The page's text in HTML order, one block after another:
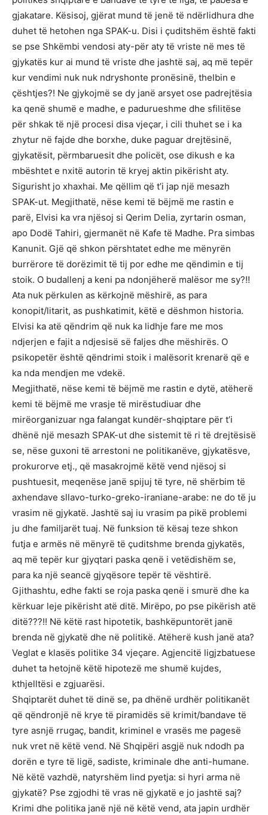
gjakatare. Kësisoj, gjërat mund të jenë të ndërlidhura dhe
duhet të hetohen nga SPAK-u. Disi i çuditshëm është fakti
se pse Shkëmbi vendosi aty-për aty të vriste në mes të
gjykatës kur ai mund të vriste dhe jashtë saj, aq më tepër
kur vendimi nuk nuk ndryshonte pronësinë, thelbin e
çështjes?! Ne gjykojmë se dy janë arsyet ose padrejtësia
ka qenë shumë e madhe, e padurueshme dhe sfilitëse
për shkak të një procesi disa vjeçar, i cili thuhet se i ka
zhytur në fajde dhe borxhe, duke paguar drejtësinë,
gjykatësit, përmbaruesit dhe policët, ose dikush e ka
mbështet e nxitë autorin të kryej aktin pikërisht aty.
Sigurisht jo xhaxhai. Me qëllim që t’i jap një mesazh
SPAK-ut. Megjithatë, nëse kemi të bëjmë me rastin e
parë, Elvisi ka vra njësoj si Qerim Delia, zyrtarin osman,
apo Dodë Tahiri, gjermanët në Kafe të Madhe. Pra simbas
Kanunit. Gjë që shkon përshtatet edhe me mënyrën
burrërore të dorëzimit të tij por edhe me qëndimin e tij
stoik. O budallenj a keni pa ndonjëherë malësor me sy?!!
Ata nuk përkulen as kërkojnë mëshirë, as para
konopit/litarit, as pushkatimit, këtë e dëshmon historia.
Elvisi ka atë qëndrim që nuk ka lidhje fare me mos
ndjerjen e fajit a ndjesisë së faljes dhe mëshirës. O
psikopetër është qëndrimi stoik i malësorit krenarë që e
ka nda mendjen me vdekë.
Megjithatë, nëse kemi të bëjmë me rastin e dytë, atëherë
kemi të bëjmë me vrasje të mirëstudiuar dhe
mirëorganizuar nga falangat kundër-shqiptare për t’i
dhënë një mesazh SPAK-ut dhe sistemit të ri të drejtësisë
se, nëse guxoni të arrestoni ne politikanëve, gjykatësve,
prokurorve etj., që masakrojmë këtë vend njësoj si
pushtuesit, meqenëse janë spijuj të tyre, në shërbim të
axhendave sllavo-turko-greko-iraniane-arabe: ne do të ju
vrasim në gjykatë. Jashtë saj iu vrasim pa pikë problemi
ju dhe familjarët tuaj. Në funksion të kësaj teze shkon
futja e armës në mënyrë të çuditshme brenda gjykatës,
aq më tepër kur gjyqtari paska qenë i vetëdishëm se,
para ka një seancë gjyqësore tepër të vështirë.
Gjithashtu, edhe fakti se roja paska qenë i smurë dhe ka
kërkuar leje pikërisht atë ditë. Mirëpo, po pse pikërish atë
ditë???!! Në këtë rast hipotetik, bashkëpuntorët janë
brenda në gjykatë dhe në politikë. Atëherë kush janë ata?
Veglat e klasës politike 34 vjeçare. Agjencitë ligjzbatuese
duhet ta hetojnë këtë hipotezë me shumë kujdes,
kthjelltësi e zgjuarësi.
Shqiptarët duhet të dinë se, pa dhënë urdhër politikanët
që qëndronjë në krye të piramidës së krimit/bandave të
tyre asnjë rrugaç, bandit, kriminel e vrasës me pagesë
nuk vret në këtë vend. Në Shqipëri asgjë nuk ndodh pa
dorën e tyre të ligë, sadiste, kriminale dhe anti-humane.
Në këtë vazhdë, natyrshëm lind pyetja: si hyri arma në
gjykatë? Pse zgjodhi të vras në gjykatë e jo jashtë saj?
Krimi dhe politika janë një në këtë vend, ata japin urdhër